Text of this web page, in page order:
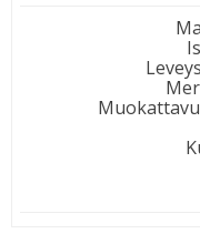
Leveys